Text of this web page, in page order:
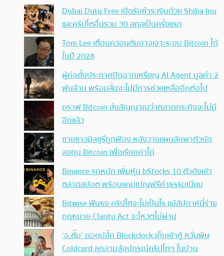
Dubai Duty Free เปิดรับชำระเงินด้วย Shiba Inu
และคริปโตอื่นรวม 30 สกุลเป็นครั้งแรก
Tom Lee เตือนควอนตัมอาจเจาะระบบ Bitcoin ได้
ในปี 2028
ผู้ก่อตั้งประกาศปิดฉากเหรียญ AI Agent มูลค่า 2
พันล้าน พร้อมลั่นจะไม่มีการช่วยเหลืออีกต่อไป
กราฟ Bitcoin ส่งสัญญาณว่าตลาดกระทิงจะไม่มี
อีกแล้ว
ชายชาวมิสซูรีถูกฟ้อง หลังวางแผนลักพาตัวนัก
ลงทุน Bitcoin เพื่อเรียกค่าไถ่
Binance รุกหนัก เพิ่มหุ้น bStocks 10 ตัวดังเข้า
ตลาดสปอต พร้อมแคมเปญฟรีค่าธรรมเนียม
Bitwise ฟันธง คริปโตจะไม่เป็นไร แม้สัปดาห์นี้ร่าง
กฎหมาย Clarity Act จะโหวตไม่ผ่าน
‘อ.ตั๊ม’ ถอดปลั้ก Blockclock เก็บเข้าตู้ หวั่นพิษ
Coldcard ลุกลามสู่อุปกรณ์คริปโทฯ ในบ้าน